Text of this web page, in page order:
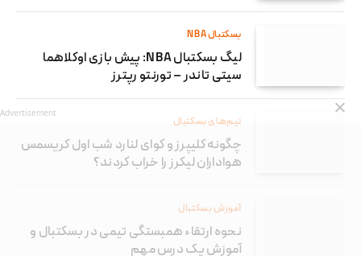
بسکتبال NBA
لیگ بسکتبال NBA: پیش بازی اوکلاهما
سیتی تاندر – تورنتو رپترز
تیم‌های بسکتبال
چگونه کلیپرز و کوای لنارد شب اول کریسمس
هواداران لیکرز را خراب کردند؟
آموزش بسکتبال
نحوه ارتقاء همبستگی تیمی در بسکتبال و
آموزش یک درس مهم
Advertisement